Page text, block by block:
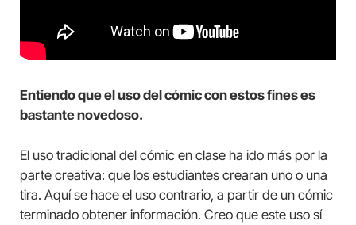
Entiendo que el uso del cómic con estos fines es
bastante novedoso.
El uso tradicional del cómic en clase ha ido más por la
parte creativa: que los estudiantes crearan uno o una
tira. Aquí se hace el uso contrario, a partir de un cómic
terminado obtener información. Creo que este uso sí